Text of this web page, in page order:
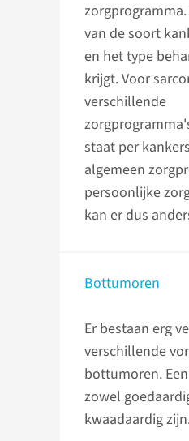
van de soort
en het type
krijgt. Voor
verschillende
staat per
algemeen
persoonlijke
kan er dus
Bottumoren
Er bestaan erg
verschillende
bottumoren.
zowel
kwaadaardig